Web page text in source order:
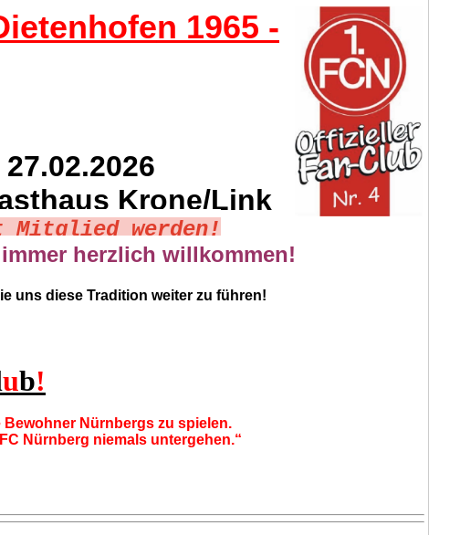
n 1965 -
Krone/Link
Mitglied werden!
herzlich willkommen!
uns diese Tradition weiter zu führen!
ub!
Bewohner Nürnbergs zu spielen.
Nürnberg niemals untergehen.“